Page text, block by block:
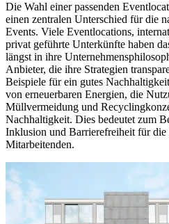
Die Wahl einer passenden
einen zentralen Unterschied für die
Events. Viele Eventlocations,
privat geführte Unterkünfte haben
längst in ihre
Anbieter, die ihre Strategien
Beispiele für ein gutes
von erneuerbaren Energien, die
Müllvermeidung und
Nachhaltigkeit. Dies bedeutet zum
Inklusion und Barrierefreiheit für die
Mitarbeitenden.